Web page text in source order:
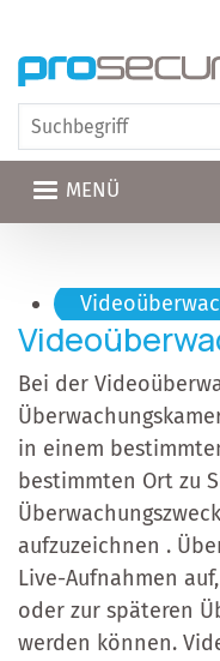
MENÜ
Bei der
in einem
bestimmten Ort zu
aufzuzeichnen .
Live-Aufnahmen
oder zur späteren
werden können.